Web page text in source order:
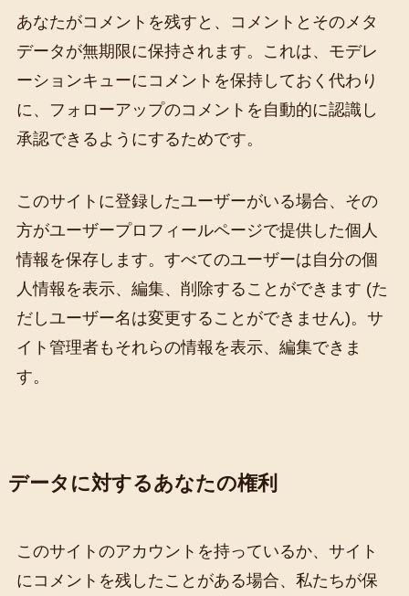
あなたがコメントを残すと、コメントとそのメタ
データが無期限に保持されます。これは、モデレ
ーションキューにコメントを保持しておく代わり
に、フォローアップのコメントを自動的に認識し
承認できるようにするためです。
このサイトに登録したユーザーがいる場合、その
方がユーザープロフィールページで提供した個人
情報を保存します。すべてのユーザーは自分の個
人情報を表示、編集、削除することができます (た
だしユーザー名は変更することができません)。サ
イト管理者もそれらの情報を表示、編集できま
す。
データに対するあなたの権利
このサイトのアカウントを持っているか、サイト
にコメントを残したことがある場合、私たちが保